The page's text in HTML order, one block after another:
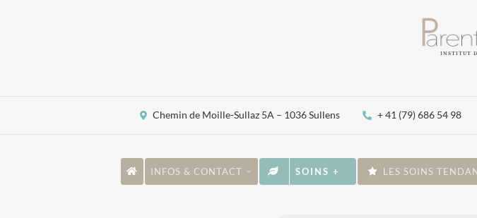
INSTITUT
Chemin de Moille-Sullaz 5A – 1036 Sullens + 41 (79) 686 54 98
INFOS & CONTACT SOINS + LES SOINS